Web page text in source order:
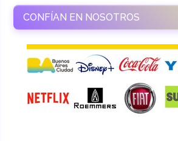
CONFÍAN EN NOSOTROS